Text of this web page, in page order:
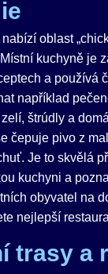
oblast
kuchyně je
a používá
například
štrúdly a
čepuje pivo z
Je to skvělá
kuchyni a
obyvatel na
nejlepší
trasy a